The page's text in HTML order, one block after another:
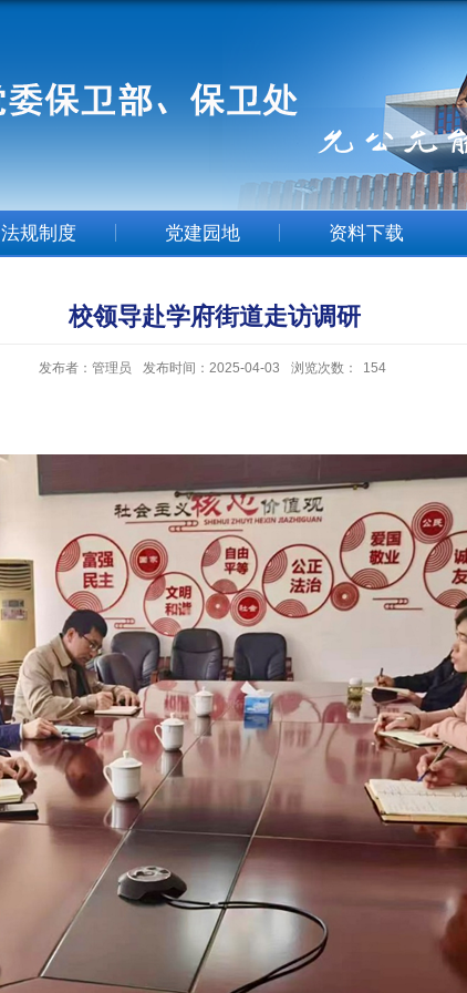
法规制度 党建园地 资料下载
校领导赴学府街道走访调研
发布者：管理员 发布时间：2025-04-03 浏览次数： 154